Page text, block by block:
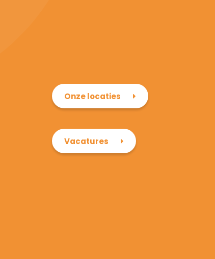
Onze locaties
Vacatures